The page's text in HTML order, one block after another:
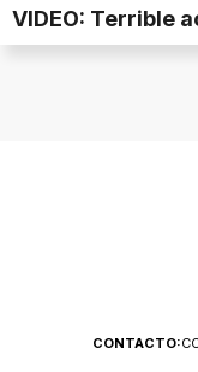
VIDEO: Terrible
CONTACTO: